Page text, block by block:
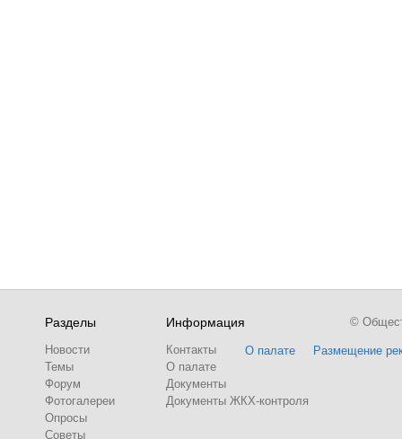
Разделы
Новости
Темы
Форум
Фотогалереи
Опросы
Советы
Информация
Контакты
О палате
Документы
Документы ЖКХ-контроля
О палате Размещение
©